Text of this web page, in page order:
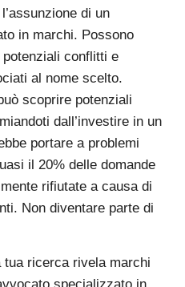
di un
in marchi. Possono
conflitti e
al nome scelto.
scoprire potenziali
dall’investire in un
portare a problemi
il 20% delle domande
rifiutate a causa di
Non diventare parte di
tua ricerca rivela marchi